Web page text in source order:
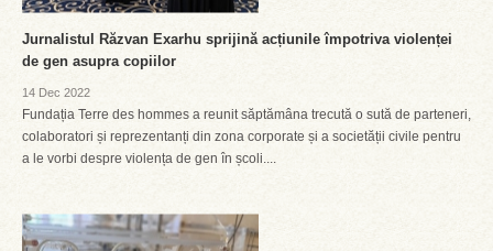
Jurnalistul Răzvan Exarhu sprijină acțiunile împotriva violenței
de gen asupra copiilor
14 Dec 2022
Fundația Terre des hommes a reunit săptămâna trecută o sută de parteneri,
colaboratori și reprezentanți din zona corporate și a societății civile pentru
a le vorbi despre violența de gen în școli....